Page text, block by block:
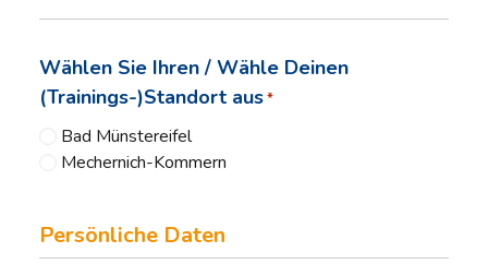
Wählen Sie Ihren / Wähle Deinen
(Trainings-)Standort aus*
Bad Münstereifel
Mechernich-Kommern
Persönliche Daten